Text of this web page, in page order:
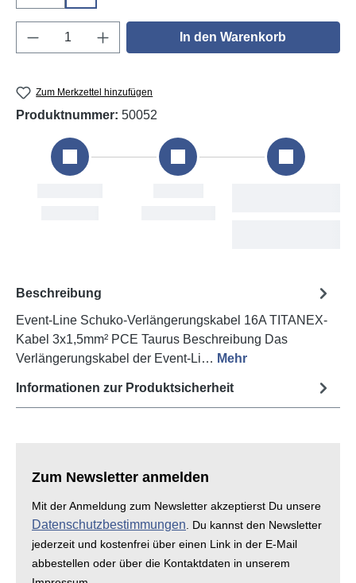
Produkt Anzahl: Gib den gewünschten
In den Warenkorb
Zum Merkzettel hinzufügen
Produktnummer: 50052
Beschreibung
Event-Line Schuko-Verlängerungskabel 16A TITANEX-
Kabel 3x1,5mm² PCE Taurus Beschreibung Das
Verlängerungskabel der Event-Li… Mehr
Informationen zur Produktsicherheit
Zum Newsletter anmelden
Mit der Anmeldung zum Newsletter akzeptierst Du unsere
Datenschutzbestimmungen . Du kannst den Newsletter
jederzeit und kostenfrei über einen Link in der E-Mail
abbestellen oder über die Kontaktdaten in unserem